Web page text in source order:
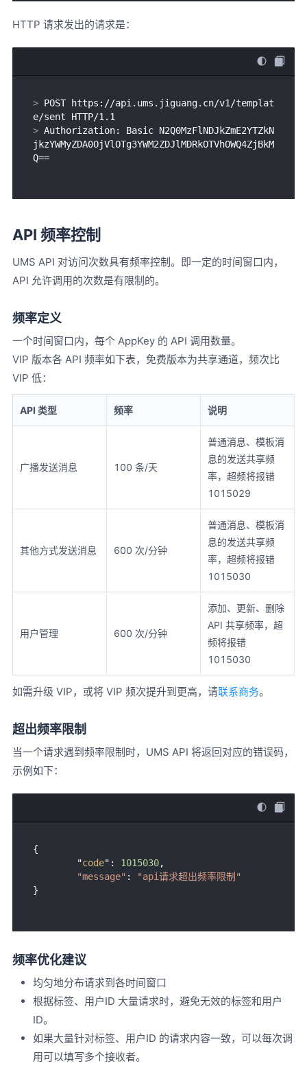
HTTP 请求发出的请求是：
> POST https://api.ums.jiguang.cn/v1/templat
e/sent HTTP/1.1
> Authorization: Basic N2Q0MzFlNDJkZmE2YTZkN
jkzYWMyZDA0OjVlOTg3YWM2ZDJlMDRkOTVhOWQ4ZjBkM
Q==
API 频率控制
UMS API 对访问次数具有频率控制。即一定的时间窗口内，
API 允许调用的次数是有限制的。
频率定义
一个时间窗口内，每个 AppKey 的 API 调用数量。
VIP 版本各 API 频率如下表，免费版本为共享通道，频次比
VIP 低：
API 类型 频率 说明
广播发送消息 100 条/天
普通消息、模板消
息的发送共享频
率，超频将报错
1015029
其他方式发送消息 600 次/分钟
普通消息、模板消
息的发送共享频
率，超频将报错
1015030
用户管理 600 次/分钟
添加、更新、删除
API 共享频率，超
频将报错
1015030
如需升级 VIP，或将 VIP 频次提升到更高，请联系商务。
超出频率限制
当一个请求遇到频率限制时，UMS API 将返回对应的错误码，
示例如下：
{
        "
code": 1015030,
"message" :
"api请求超出频率限制"
频率优化建议
均匀地分布请求到各时间窗口
根据标签、用户ID 大量请求时，避免无效的标签和用户
ID。
如果大量针对标签、用户ID 的请求内容一致，可以每次调
用可以填写多个接收者。